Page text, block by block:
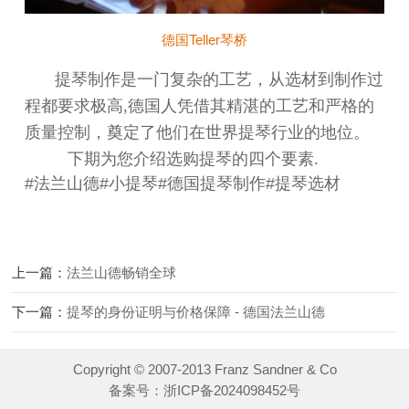
德国Teller琴桥
提琴制作是一门复杂的工艺，从选材到制作过
程都要求极高,德国人 凭借其精湛的工艺和严格的
质量控制， 奠定了他们在世界提琴行业的地位。
下期为您介绍选购提琴的四个要素.
#法兰山德#小提琴#德国提琴制作#提琴选材
上一篇：法兰山德畅销全球
下一篇：提琴的身份证明与价格保障 - 德国法兰山德
Copyright © 2007-2013 Franz Sandner & Co
备案号： 浙ICP备2024098452号